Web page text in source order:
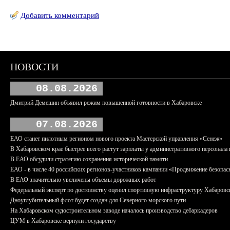
Добавить комментарий
НОВОСТИ
08.08.2026
Дмитрий Демешин объявил режим повышенной готовности в Хабаровске
07.08.2026
ЕАО станет пилотным регионом нового проекта Мастерской управления «Сенеж»
В Хабаровском крае быстрее всего растут зарплаты у административного персонала
В ЕАО обсудили стратегию сохранения исторической памяти
ЕАО - в числе 40 российских регионов-участников кампании «Продвижение
В ЕАО значительно увеличены объемы дорожных работ
Федеральный эксперт по достоинству оценил спортивную инфраструктуру
Дноуглубительный флот будет создан для Северного морского пути
На Хабаровском судостроительном заводе началось производство дебаркадеров
ЦУМ в Хабаровске вернули государству